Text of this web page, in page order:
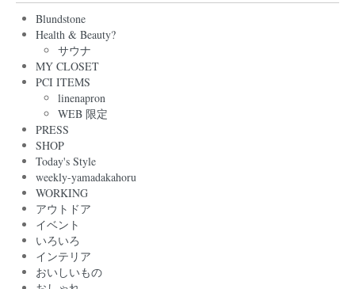
Blundstone
Health & Beauty?
サウナ
MY CLOSET
PCI ITEMS
linenapron
WEB 限定
PRESS
SHOP
Today's Style
weekly-yamadakahoru
WORKING
アウトドア
イベント
いろいろ
インテリア
おいしいもの